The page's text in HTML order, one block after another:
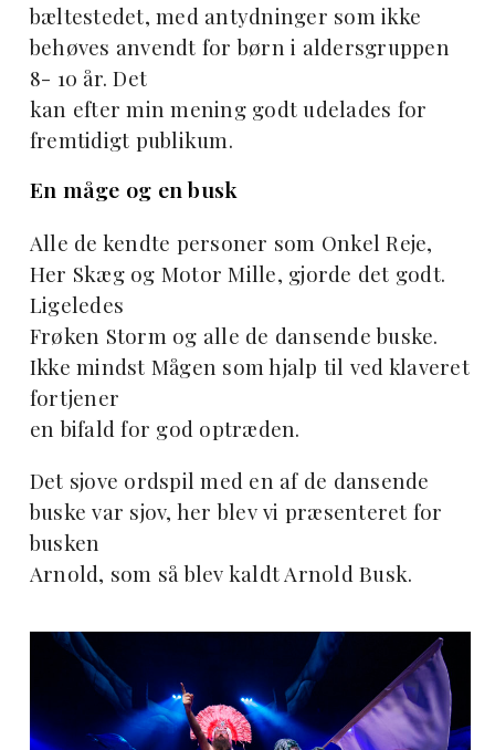
bæltestedet, med antydninger som ikke
behøves anvendt for børn i aldersgruppen
8- 10 år. Det
kan efter min mening godt udelades for
fremtidigt publikum.
En måge og en busk
Alle de kendte personer som Onkel Reje,
Her Skæg og Motor Mille, gjorde det godt.
Ligeledes
Frøken Storm og alle de dansende buske.
Ikke mindst Mågen som hjalp til ved klaveret
fortjener
en bifald for god optræden.
Det sjove ordspil med en af de dansende
buske var sjov, her blev vi præsenteret for
busken
Arnold, som så blev kaldt Arnold Busk.